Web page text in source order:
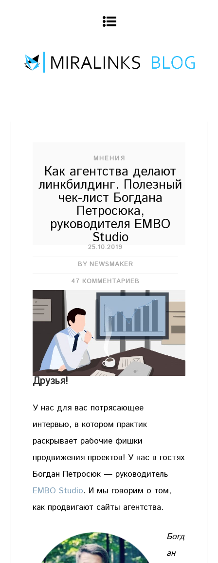
МНЕНИЯ
Как агентства делают
линкбилдинг. Полезный
чек-лист Богдана
Петросюка,
руководителя EMBO
Studio
25.10.2019
BY NEWSMAKER
47 КОММЕНТАРИЕВ
Друзья!
У нас для вас потрясающее
интервью, в котором практик
раскрывает рабочие фишки
продвижения проектов! У нас в гостях
Богдан Петросюк — руководитель
EMBO Studio. И мы говорим о том,
как продвигают сайты агентства.
Богд
ан